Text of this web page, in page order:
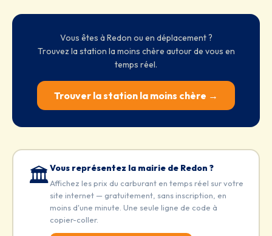
Vous êtes à Redon ou en déplacement ?
Trouvez la station la moins chère autour de vous en
temps réel.
Trouver la station la moins chère →
🏛️Vous représentez la mairie de Redon ?
Affichez les prix du carburant en temps réel sur votre
site internet — gratuitement, sans inscription, en
moins d'une minute. Une seule ligne de code à
copier-coller.